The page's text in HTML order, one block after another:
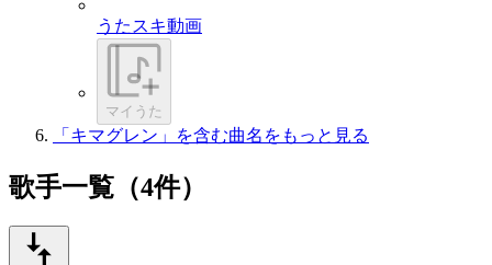
うたスキ動画
マイうた
「キマグレン」を含む曲名をもっと見る
歌手一覧（4件）